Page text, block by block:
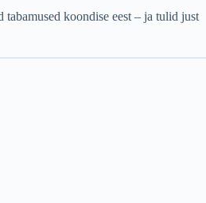
tabamused koondise eest – ja tulid just